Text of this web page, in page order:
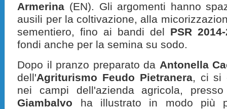
Armerina (EN). Gli argomenti hanno
ausili per la coltivazione, alla
sementiero, fino ai bandi del PSR
fondi anche per la semina su sodo.
Dopo il pranzo preparato da Antonella
dell'Agriturismo Feudo Pietranera, ci si
nei campi dell'azienda agricola,
Giambalvo ha illustrato in modo più